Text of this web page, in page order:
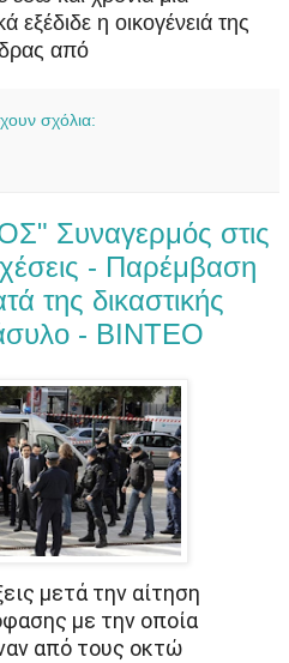
εξέδιδε η οικογένειά της
από
σχόλια:
Συναγερμός στις
- Παρέμβαση
της δικαστικής
- ΒΙΝΤΕΟ
μετά την αίτηση
με την οποία
από τους οκτώ